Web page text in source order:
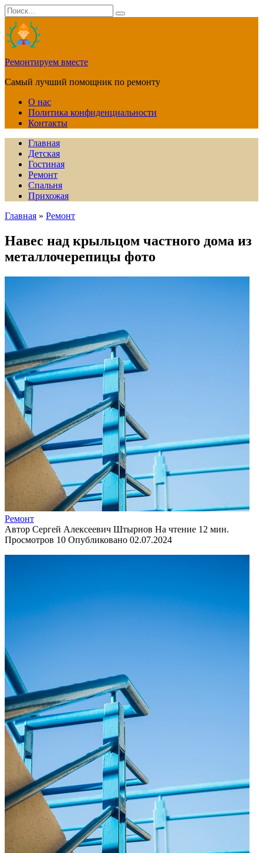
Перейти
к
содержанию
Search
for:
Ремонтируем вместе
Самый лучший помощник по ремонту
О нас
Политика конфиденциальности
Контакты
Главная
Детская
Гостиная
Ремонт
Спальня
Прихожая
Главная » Ремонт
Навес над крыльцом частного дома из
металлочерепицы фото
Ремонт
Автор Сергей Алексеевич Штырнов На чтение 12 мин.
Просмотров 10 Опубликовано 02.07.2024